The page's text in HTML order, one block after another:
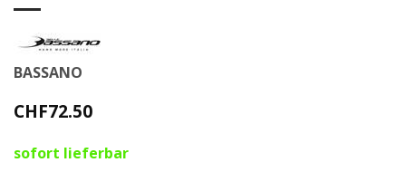
BASSANO
CHF72.50
sofort lieferbar